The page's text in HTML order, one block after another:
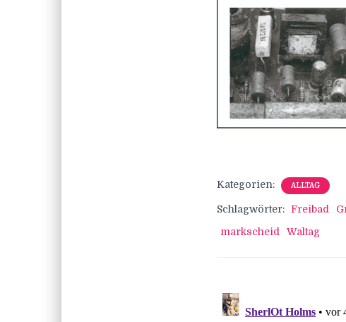
Kategorien: ALLTAG
Schlagwörter: Freibad
markscheid
Waltag